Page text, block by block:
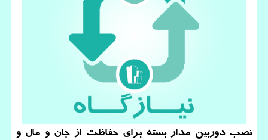
نصب دوربین مدار بسته برای حفاظت از جان و مال و